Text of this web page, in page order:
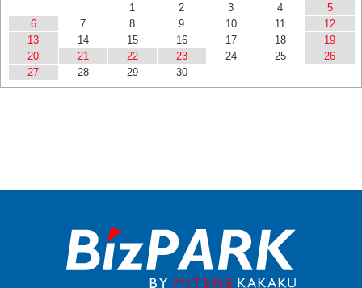
1
2 3 4
5
6
7 8 9 10 11
12
13
14 15 16 17 18
19
20
21 22 23 24 25
26
27
28 29 30